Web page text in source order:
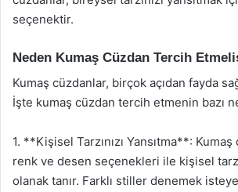
seçenektir.
Neden Kumaş Cüzdan Tercih
Kumaş cüzdanlar, birçok açıdan fayda
İşte kumaş cüzdan tercih etmenin bazı
1. **Kişisel Tarzınızı Yansıtma**: Kumaş
renk ve desen seçenekleri ile kişisel
olanak tanır. Farklı stiller denemek